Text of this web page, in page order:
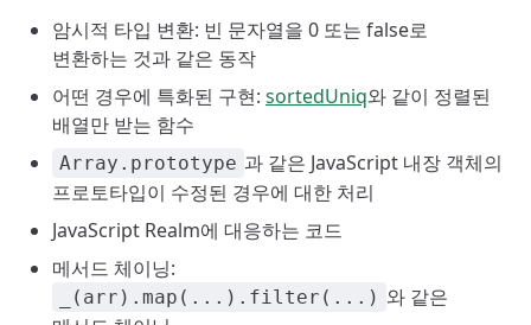
암시적 타입 변환: 빈 문자열을 0 또는 false로
변환하는 것과 같은 동작
어떤 경우에 특화된 구현: sortedUniq와 같이 정렬된
배열만 받는 함수
Array.prototype 과 같은 JavaScript 내장 객체의
프로토타입이 수정된 경우에 대한 처리
JavaScript Realm에 대응하는 코드
메서드 체이닝:
_(arr).map(...).filter(...) 와 같은